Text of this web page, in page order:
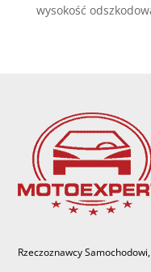
wysokość
Rzeczoznawcy